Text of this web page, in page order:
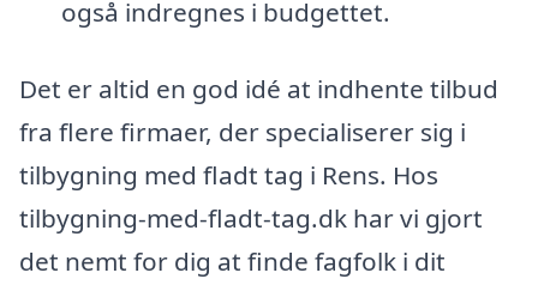
også indregnes i budgettet.
Det er altid en god idé at indhente tilbud
fra flere firmaer, der specialiserer sig i
tilbygning med fladt tag i Rens. Hos
tilbygning-med-fladt-tag.dk har vi gjort
det nemt for dig at finde fagfolk i dit